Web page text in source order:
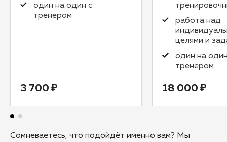
один на один с
тренером
3 700 ₽
работа над
целями и
один на
тренером
18 000 ₽
Сомневаетесь, что подойдёт именно вам? Мы